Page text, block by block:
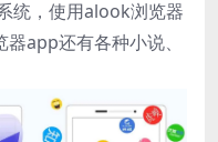
统，使用alook浏览器
app还有各种小说、